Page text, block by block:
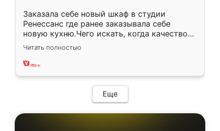
Заказала себе новый шкаф в студии
Ренессанс где ранее заказывала себе
новую кухню.Чего искать, когда качеством
вполне довольна. Служит кухня уже почти
два года, нареканий нет.
Читать полностью
Еще